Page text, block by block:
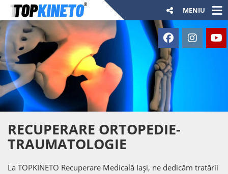
MENIU
RECUPERARE ORTOPEDIE-
TRAUMATOLOGIE
La TOPKINETO Recuperare Medicală Iași, ne dedicăm tratării